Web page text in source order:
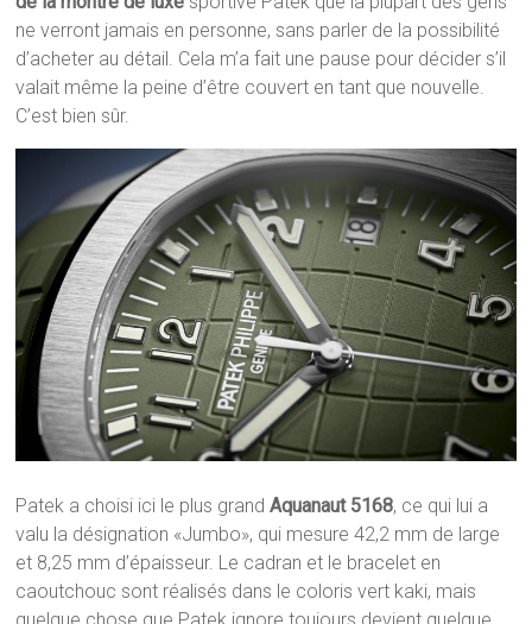
ne verront jamais en personne, sans parler de la possibilité
d’acheter au détail. Cela m’a fait une pause pour décider s’il
valait même la peine d’être couvert en tant que nouvelle.
C’est bien sûr.
Patek a choisi ici le plus grandAquanaut 5168, ce qui lui a
valu la désignation «Jumbo», qui mesure 42,2 mm de large
et 8,25 mm d’épaisseur. Le cadran et le bracelet en
caoutchouc sont réalisés dans le coloris vert kaki, mais